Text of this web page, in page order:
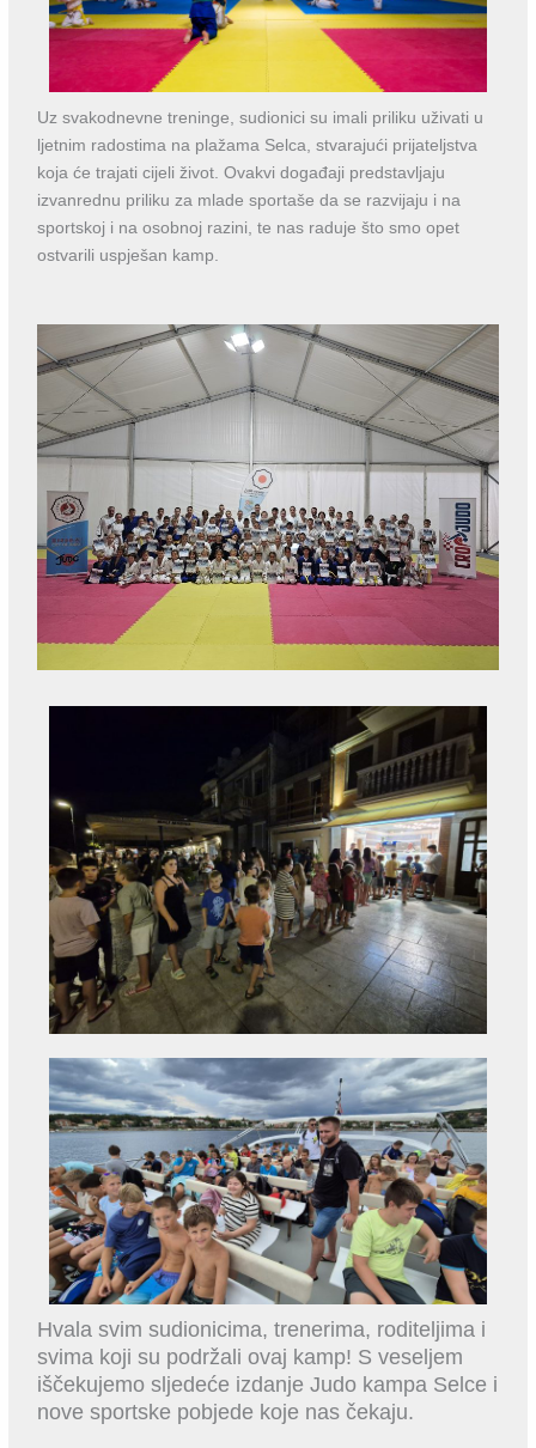
Uz svakodnevne treninge, sudionici su imali priliku uživati u
ljetnim radostima na plažama Selca, stvarajući prijateljstva
koja će trajati cijeli život. Ovakvi događaji predstavljaju
izvanrednu priliku za mlade sportaše da se razvijaju i na
sportskoj i na osobnoj razini, te nas raduje što smo opet
ostvarili uspješan kamp.
Hvala svim sudionicima, trenerima, roditeljima i
svima koji su podržali ovaj kamp! S veseljem
iščekujemo sljedeće izdanje Judo kampa Selce i
nove sportske pobjede koje nas čekaju.